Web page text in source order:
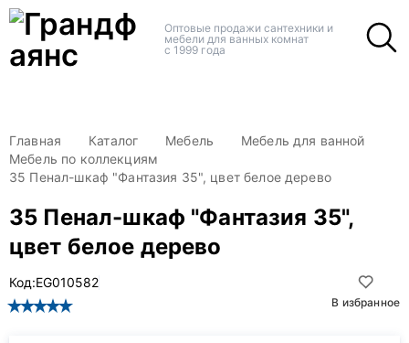
Оптовые продажи сантехники и
мебели для ванных комнат
с 1999 года
Главная Каталог Мебель
Мебель для ванной
Мебель по коллекциям
35 Пенал-шкаф "Фантазия 35", цвет белое дерево
35 Пенал-шкаф "Фантазия 35",
цвет белое дерево
В избранное
Код:EG010582